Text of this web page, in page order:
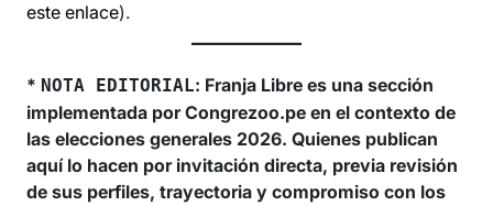
este enlace).
* NOTA EDITORIAL: Franja Libre es una sección
implementada por Congrezoo.pe en el contexto de
las elecciones generales 2026. Quienes publican
aquí lo hacen por invitación directa, previa revisión
de sus perfiles, trayectoria y compromiso con los